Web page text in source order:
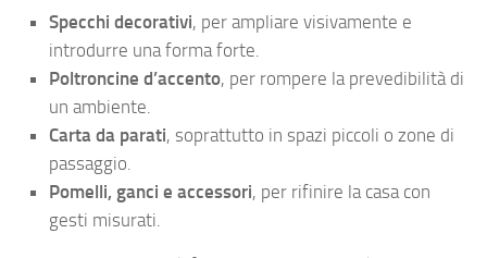
Specchi decorativi, per ampliare visivamente e
introdurre una forma forte.
Poltroncine d’accento, per rompere la prevedibilità di
un ambiente.
Carta da parati, soprattutto in spazi piccoli o zone di
passaggio.
Pomelli, ganci e accessori, per rifinire la casa con
gesti misurati.